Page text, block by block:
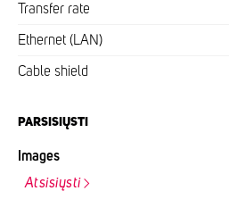
Transfer rate
Ethernet (LAN)
Cable shield
PARSISIŲSTI
Images
Atsisiųsti